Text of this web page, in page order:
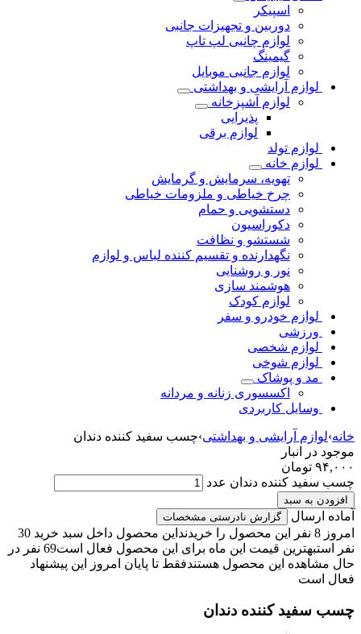
اسپیکر
دوربین و تجهیزات جانبی
لوازم چانبی لپ تاپ
گیمینگ
لوازم جانبی موبایل
لوازم آرایشی و بهداشتی
لوازم آشپزخانه
پذیرایی
لوازم برقی
لوازم تولد
لوازم خانه
تهویه، سرمایش و گرمایش
چرخ خیاطی و ملزومات خیاطی
دستشویی و حمام
دکوراسیون
شستشو و نظافت
نگهدارنده و تقسیم کننده لباس و لوازم
نور و روشنایی
هوشمند سازی
لوازم کودک
لوازم خودرو و سفر
ورزشی
لوازم شخصی
لوازم شوخی
مد و پوشاک
اکسسوری زنانه و مردانه
وسایل کاربردی
خانه›لوازم آرایشی و بهداشتی›چسب سفید کننده دندان
موجود در انبار
۹۴,۰۰۰ تومان
چسب سفید کننده دندان عدد
افزودن به سبد
آماده ارسال گزارش نادرستی مشخصات
امروز 8 نفر این محصول را خریدند
این محصول داخل سبد خرید 30
نفر استبهترین قیمت این ماه برای این محصول فعال است
69 نفر در
حال مشاهده این محصول هستندفقط تا پایان امروز این پیشنهاد
فعال است
چسب سفید کننده دندان